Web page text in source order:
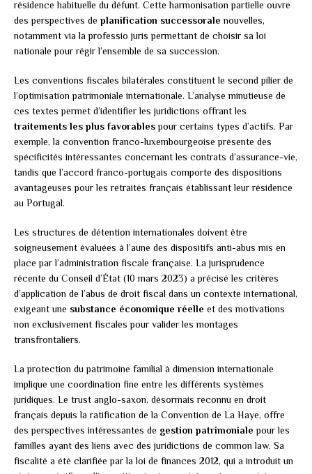
résidence habituelle du défunt. Cette harmonisation partielle ouvre
des perspectives de planification successorale nouvelles,
notamment via la professio juris permettant de choisir sa loi
nationale pour régir l’ensemble de sa succession.
Les conventions fiscales bilatérales constituent le second pilier de
l’optimisation patrimoniale internationale. L’analyse minutieuse de
ces textes permet d’identifier les juridictions offrant les
traitements les plus favorablespour certains types d’actifs. Par
exemple, la convention franco-luxembourgeoise présente des
spécificités intéressantes concernant les contrats d’assurance-vie,
tandis que l’accord franco-portugais comporte des dispositions
avantageuses pour les retraités français établissant leur résidence
au Portugal.
Les structures de détention internationales doivent être
soigneusement évaluées à l’aune des dispositifs anti-abus mis en
place par l’administration fiscale française. La jurisprudence
récente du Conseil d’État (10 mars 2023) a précisé les critères
d’application de l’abus de droit fiscal dans un contexte international,
exigeant une substance économique réelle et des motivations
non exclusivement fiscales pour valider les montages
transfrontaliers.
La protection du patrimoine familial à dimension internationale
implique une coordination fine entre les différents systèmes
juridiques. Le trust anglo-saxon, désormais reconnu en droit
français depuis la ratification de la Convention de La Haye, offre
des perspectives intéressantes de gestion patrimoniale pour les
familles ayant des liens avec des juridictions de common law. Sa
fiscalité a été clarifiée par la loi de finances 2012, qui a introduit un